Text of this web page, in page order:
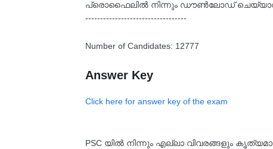
പ്രൊഫൈലിൽ നിന്നും ഡൗൺലോഡ്
----------------------------------
Number of Candidates: 12777
Answer Key
Click here for answer key of the exam
PSC യിൽ നിന്നും എല്ലാ വിവരങ്ങളും